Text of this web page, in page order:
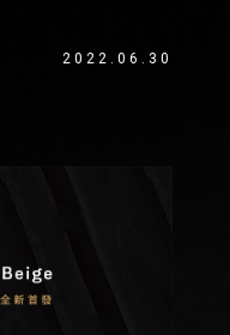
2022.06.30